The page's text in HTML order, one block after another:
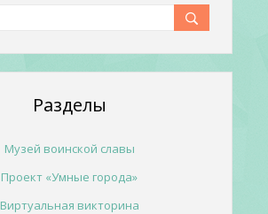
Разделы
Музей воинской славы
Проект «Умные города»
Виртуальная викторина